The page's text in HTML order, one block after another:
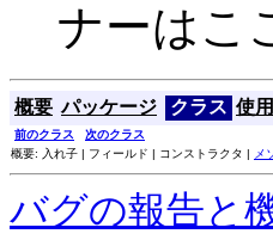
ナーはこ
概要 パッケージ クラス 使用
前のクラス 次のクラス
概要: 入れ子 | フィールド | コンストラクタ | メ
バグの報告と